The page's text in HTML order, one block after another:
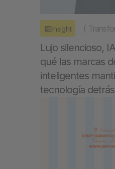
Insight (
Lujo silencioso,
qué las marcas
inteligentes
tecnología